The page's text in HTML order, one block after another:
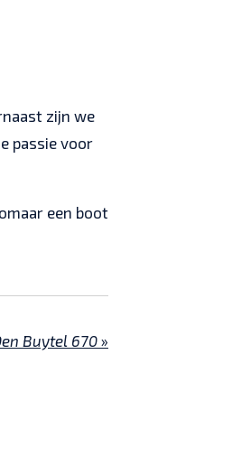
zijn we
passie voor
een boot
Buytel 670 »